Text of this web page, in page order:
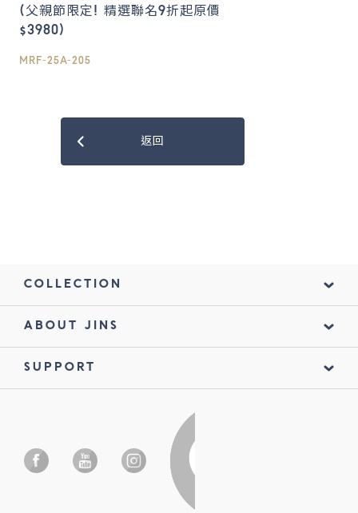
(父親節限定! 精選聯名9折起原價
$3980)
MRF-25A-205
返回
COLLECTION
ABOUT JINS
SUPPORT